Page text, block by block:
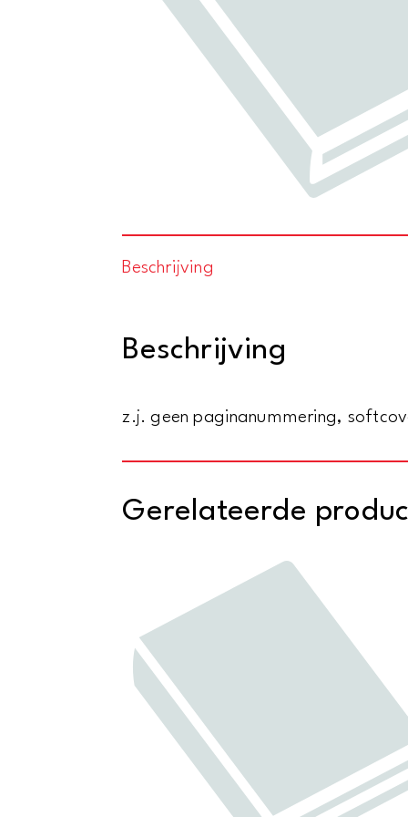
Beschrijving
Beschrijving
z.j. geen paginanummering,
Gerelateerde